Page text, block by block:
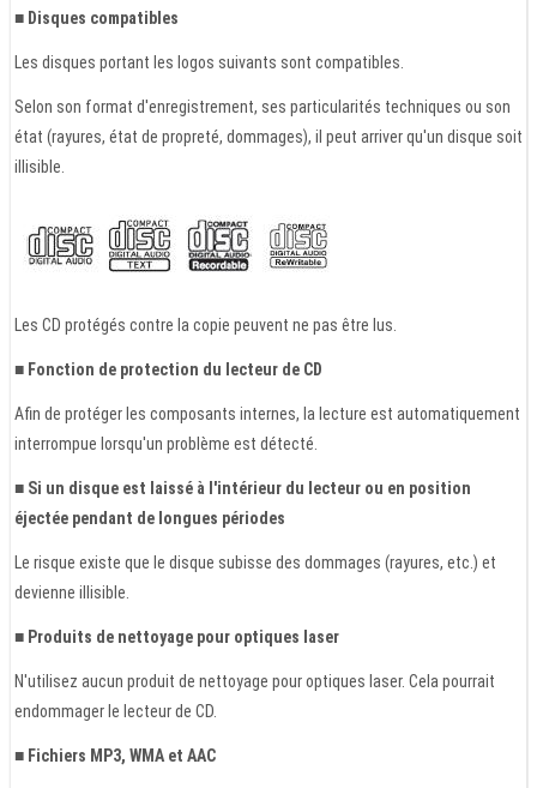
■ Disques compatibles
Les disques portant les logos suivants sont compatibles.
Selon son format d'enregistrement, ses particularités techniques ou son
état (rayures, état de propreté, dommages), il peut arriver qu'un disque soit
illisible.
Les CD protégés contre la copie peuvent ne pas être lus.
■ Fonction de protection du lecteur de CD
Afin de protéger les composants internes, la lecture est automatiquement
interrompue lorsqu'un problème est détecté.
■ Si un disque est laissé à l'intérieur du lecteur ou en position
éjectée pendant de longues périodes
Le risque existe que le disque subisse des dommages (rayures, etc.) et
devienne illisible.
■ Produits de nettoyage pour optiques laser
N'utilisez aucun produit de nettoyage pour optiques laser. Cela pourrait
endommager le lecteur de CD.
■ Fichiers MP3, WMA et AAC